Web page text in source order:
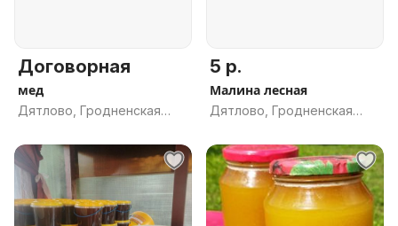
Договорная
мед
Дятлово, Гродненская
5 р.
Малина лесная
Дятлово, Гродненская